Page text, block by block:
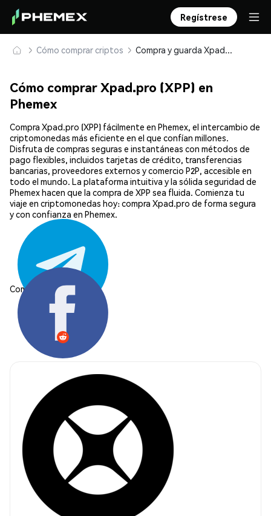
Regístrese
Cómo comprar criptos Compra y guarda Xpad.pro (XPP) de forma segura
Cómo comprar Xpad.pro (XPP) en
Phemex
Compra Xpad.pro (XPP) fácilmente en Phemex, el intercambio de
criptomonedas más eficiente en el que confían millones.
Disfruta de compras seguras e instantáneas con métodos de
pago flexibles, incluidos tarjetas de crédito, transferencias
bancarias, proveedores externos y comercio P2P, accesible en
todo el mundo. La plataforma intuitiva y la sólida seguridad de
Phemex hacen que la compra de XPP sea fluida. Comienza tu
viaje en criptomonedas hoy: compra Xpad.pro de forma segura
y con confianza en Phemex.
Compartir: